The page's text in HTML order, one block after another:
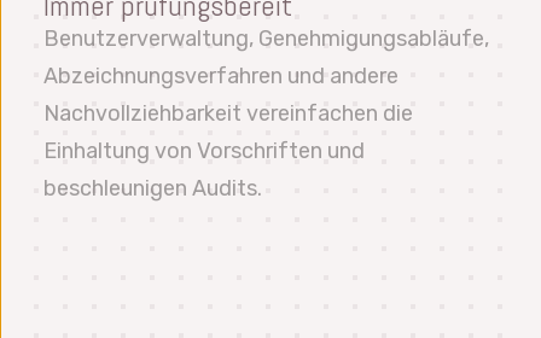
Benutzerverwaltung, Genehmigungsabläufe,
Abzeichnungsverfahren und andere
Nachvollziehbarkeit vereinfachen die
Einhaltung von Vorschriften und
beschleunigen Audits.